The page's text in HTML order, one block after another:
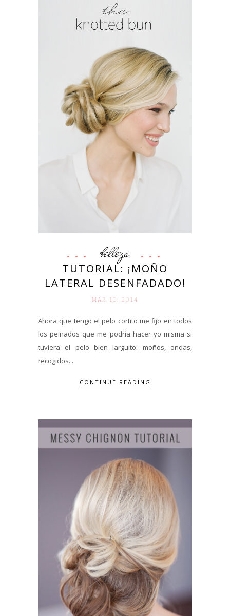
belleza
TUTORIAL: ¡MOÑO
LATERAL DESENFADADO!
MAR 10. 2014
Ahora que tengo el pelo cortito me fijo en todos
los peinados que me podría hacer yo misma si
tuviera el pelo bien larguito: moños, ondas,
recogidos...
CONTINUE READING